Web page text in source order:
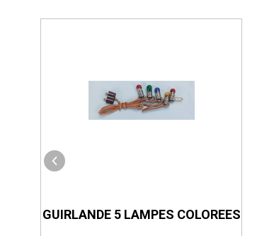
GUIRLANDE 5 LAMPES COLOREES